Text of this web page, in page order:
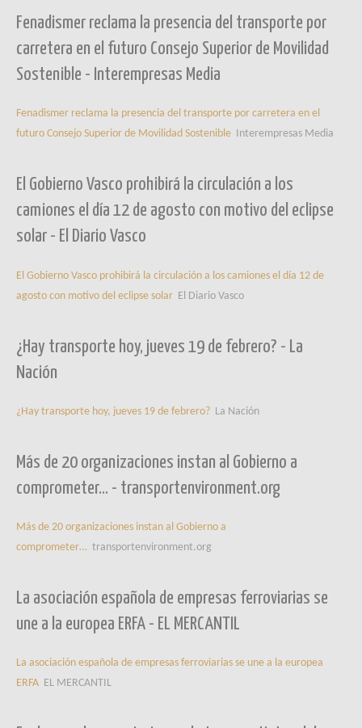
Fenadismer reclama la presencia del transporte por
carretera en el futuro Consejo Superior de Movilidad
Sostenible - Interempresas Media
Fenadismer reclama la presencia del transporte por carretera en el
futuro Consejo Superior de Movilidad Sostenible Interempresas Media
El Gobierno Vasco prohibirá la circulación a los
camiones el día 12 de agosto con motivo del eclipse
solar - El Diario Vasco
El Gobierno Vasco prohibirá la circulación a los camiones el día 12 de
agosto con motivo del eclipse solar El Diario Vasco
¿Hay transporte hoy, jueves 19 de febrero? - La
Nación
¿Hay transporte hoy, jueves 19 de febrero? La Nación
Más de 20 organizaciones instan al Gobierno a
comprometer… - transportenvironment.org
Más de 20 organizaciones instan al Gobierno a
comprometer… transportenvironment.org
La asociación española de empresas ferroviarias se
une a la europea ERFA - EL MERCANTIL
La asociación española de empresas ferroviarias se une a la europea
ERFA EL MERCANTIL